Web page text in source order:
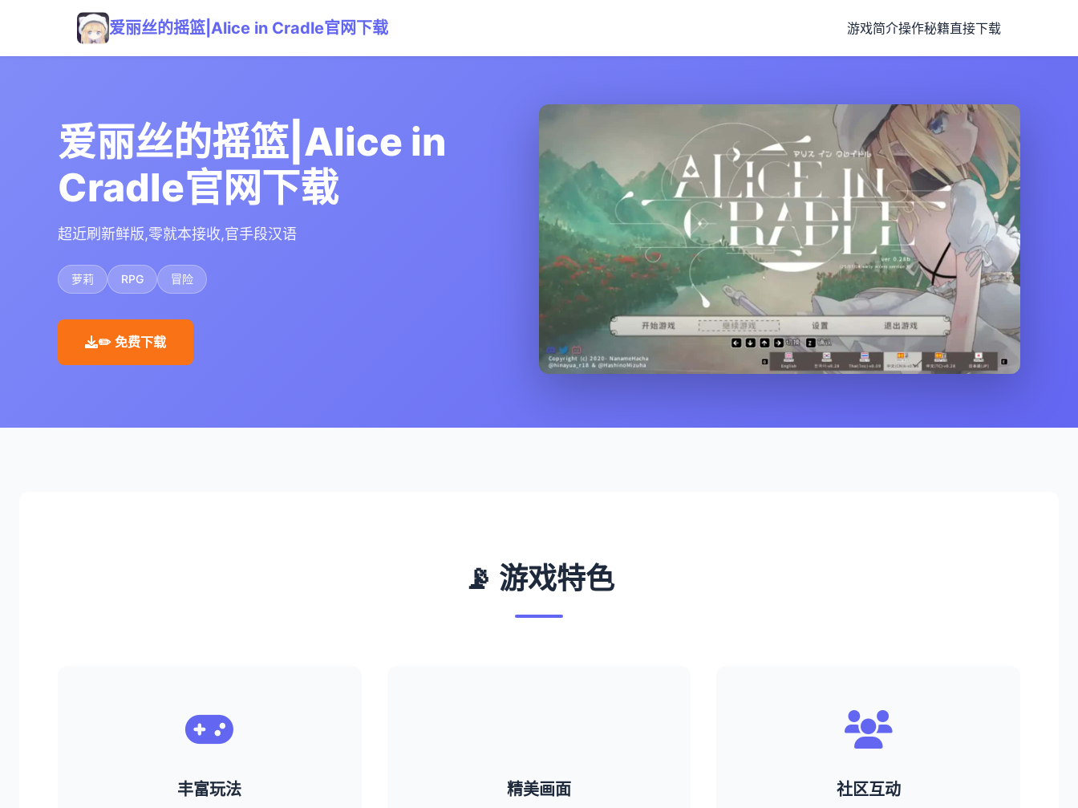
爱丽丝的摇篮|Alice in Cradle官网下载 游戏简介操作秘籍直接下载
爱丽丝的摇篮|Alice in
Cradle官网下载
超近刷新鲜版,零就本接收,官手段汉语
萝莉 RPG 冒险
✏️ 免费下载
📡 游戏特色
丰富玩法 精美画面 社区互动